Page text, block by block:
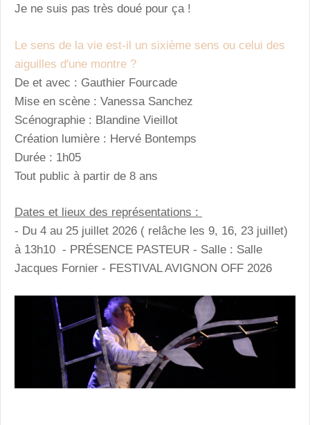
Je ne suis pas très doué pour ça !
Le sens de la vie est-il un sixième sens ou celui des
aiguilles d'une montre ?
De et avec : Gauthier Fourcade
Mise en scène : Vanessa Sanchez
Scénographie : Blandine Vieillot
Création lumière : Hervé Bontemps
Durée : 1h05
Tout public à partir de 8 ans
Dates et lieux des représentations :
- Du 4 au 25 juillet 2026 ( relâche les 9, 16, 23 juillet)
à 13h10 - PRÉSENCE PASTEUR - Salle : Salle
Jacques Fornier - FESTIVAL AVIGNON OFF 2026